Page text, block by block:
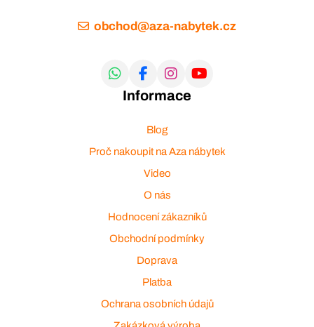
obchod@aza-nabytek.cz
Informace
Blog
Proč nakoupit na Aza nábytek
Video
O nás
Hodnocení zákazníků
Obchodní podmínky
Doprava
Platba
Ochrana osobních údajů